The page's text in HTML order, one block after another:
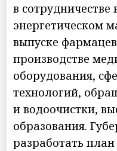
в сотрудничестве
энергетическом
выпуске
производстве
оборудования,
технологий,
и водоочистки,
образования.
разработать